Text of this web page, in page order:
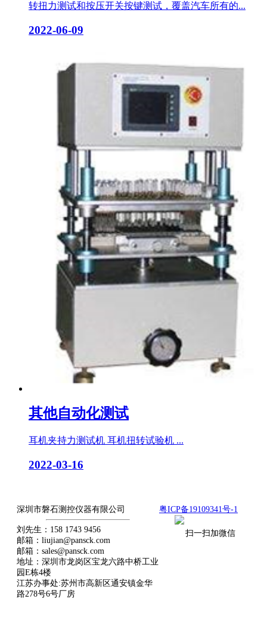
转扭力测试和按压开关按键测试，覆盖汽车所有的...
2022-06-09
其他自动化测试
耳机夹持力测试机 耳机扭转试验机 ...
2022-03-16
深圳市磐石测控仪器有限公司
刘先生：158 1743 9456
邮箱：liujian@pansck.com
邮箱：sales@pansck.com
地址：深圳市龙岗区宝龙六路中桥工业
园E栋4楼
江苏办事处:苏州市高新区通安镇金华
路278号6号厂房
粤ICP备19109341号-1
扫一扫加微信